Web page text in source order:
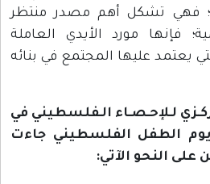
فهي تشكل أهم مصدر منتظر
فإنها مورد الأيدي العاملة
يعتمد عليها المجتمع في بنائه
لـلإحـصـاء الـفلسطيني في
عشية يوم الطفل الفلسطيني جاءت
النحو الآتي: